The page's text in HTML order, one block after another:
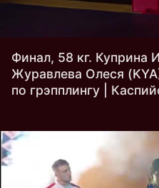
Финал, 58 кг. Куприна
Журавлева Олеся
по грэпплингу |